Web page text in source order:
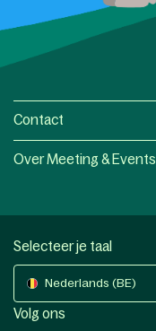
Contact
Over Meeting & Events
Selecteer je taal
Nederlands (BE)
Volg ons